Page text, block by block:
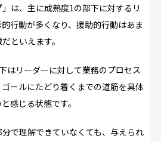
」は、主に成熟度1の部下に対するリ
行動が多くなり、援助的行動はあま
といえます。
はリーダーに対して業務のプロセス
ールにたどり着くまでの道筋を具体
感じる状態です。
で理解できていなくても、与えられ